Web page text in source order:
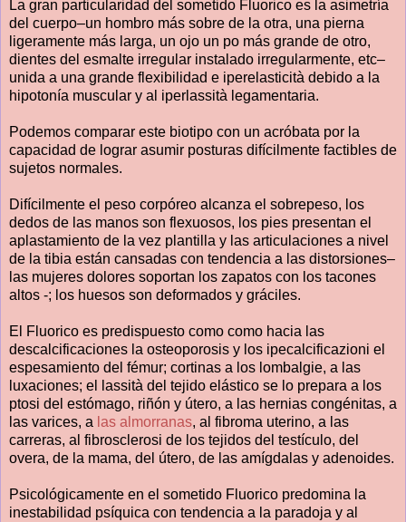
La gran particularidad del sometido Fluorico es la asimetría
del cuerpo–un hombro más sobre de la otra, una pierna
ligeramente más larga, un ojo un po más grande de otro,
dientes del esmalte irregular instalado irregularmente, etc–
unida a una grande flexibilidad e iperelasticità debido a la
hipotonía muscular y al iperlassità legamentaria.
Podemos comparar este biotipo con un acróbata por la
capacidad de lograr asumir posturas difícilmente factibles de
sujetos normales.
Difícilmente el peso corpóreo alcanza el sobrepeso, los
dedos de las manos son flexuosos, los pies presentan el
aplastamiento de la vez plantilla y las articulaciones a nivel
de la tibia están cansadas con tendencia a las distorsiones–
las mujeres dolores soportan los zapatos con los tacones
altos -; los huesos son deformados y gráciles.
El Fluorico es predispuesto como como hacia las
descalcificaciones la osteoporosis y los ipecalcificazioni el
espesamiento del fémur; cortinas a los lombalgie, a las
luxaciones; el lassità del tejido elástico se lo prepara a los
ptosi del estómago, riñón y útero, a las hernias congénitas, a
las varices, a las almorranas, al fibroma uterino, a las
carreras, al fibrosclerosi de los tejidos del testículo, del
overa, de la mama, del útero, de las amígdalas y adenoides.
Psicológicamente en el sometido Fluorico predomina la
inestabilidad psíquica con tendencia a la paradoja y al